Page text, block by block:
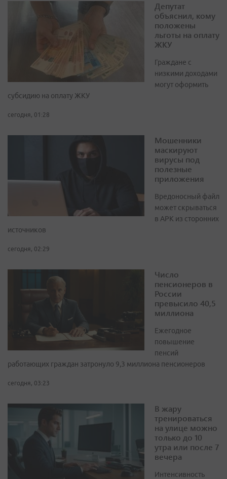
Депутат
объяснил, кому
положены
льготы на оплату
ЖКУ
Граждане с
низкими доходами
могут оформить
субсидию на оплату ЖКУ
сегодня, 01:28
Мошенники
маскируют
вирусы под
полезные
приложения
Вредоносный файл
может скрываться
в APK из сторонних
источников
сегодня, 02:29
Число
пенсионеров в
России
превысило 40,5
миллиона
Ежегодное
повышение
пенсий
работающих граждан затронуло 9,3 миллиона пенсионеров
сегодня, 03:23
В жару
тренироваться
на улице можно
только до 10
утра или после 7
вечера
Интенсивность